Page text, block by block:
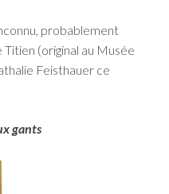
probablement
(original au Musée
Feisthauer ce
gants